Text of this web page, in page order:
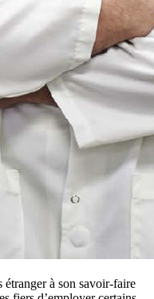
étranger à son savoir-faire